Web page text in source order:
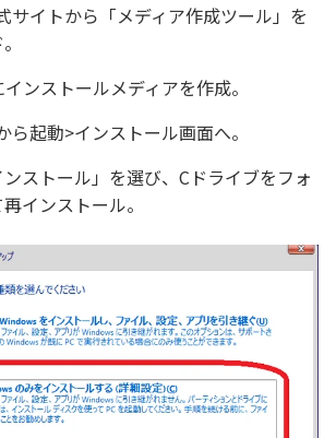
サイトから「メディア作成ツール」を
ンストールメディアを作成。
ら起動>インストール画面へ。
ンストール」を選び、Cドライブをフォ
インストール。